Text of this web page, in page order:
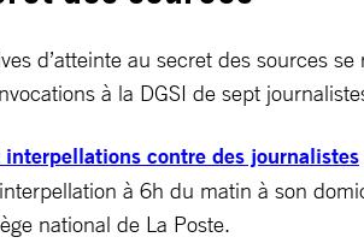
d’atteinte au secret des sources
à la DGSI de sept
interpellations contre des journalistes
à 6h du matin à son
national de La Poste.